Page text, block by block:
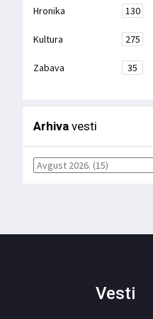
Hronika 130
Kultura 275
Zabava 35
Arhiva vesti
Vesti